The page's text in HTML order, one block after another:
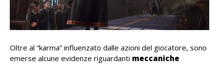
Oltre al “karma” influenzato dalle azioni del giocatore, sono
emerse alcune evidenze riguardanti meccaniche